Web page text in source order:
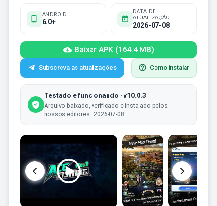
ANDROID
6.0+
DATA DE
ATUALIZAÇÃO:
2026-07-08
Baixar APK (164.4 MB)
Subscreva as atualizações Como instalar
Testado e funcionando · v10.0.3
Arquivo baixado, verificado e instalado pelos
nossos editores · 2026-07-08